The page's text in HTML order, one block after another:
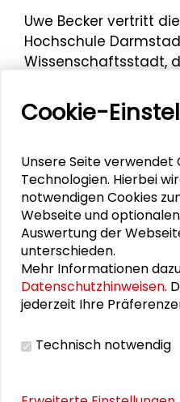
Uwe Becker vertritt
Hochschule
Wissenschaftsstadt,
der Technischen
dem
jährlich ausgerichtet
Uwe Becker war
Organisator der
Zeitenende" auf
Gesellschaft für
Stiftung und der
Darmstadt. Am 25.
moderierte er u.a.
" Zeitenpraxis:
Dringlichkeiten
" mit
Cookie-
Unsere Seite verwendet
Technologien. Hierbei
notwendigen Cookies
Webseite und optionalen
Auswertung der
unterschieden.
Mehr Informationen
Datenschutzhinweisen.
jederzeit Ihre
Technisch notwendig